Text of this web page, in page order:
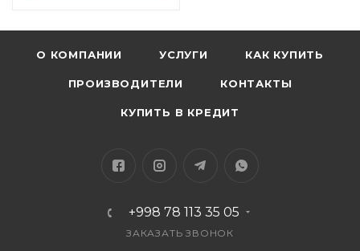
О КОМПАНИИ УСЛУГИ КАК КУПИТЬ
ПРОИЗВОДИТЕЛИ КОНТАКТЫ
КУПИТЬ В КРЕДИТ
+998 78 113 35 05
ЗАКАЗАТЬ ЗВОНОК